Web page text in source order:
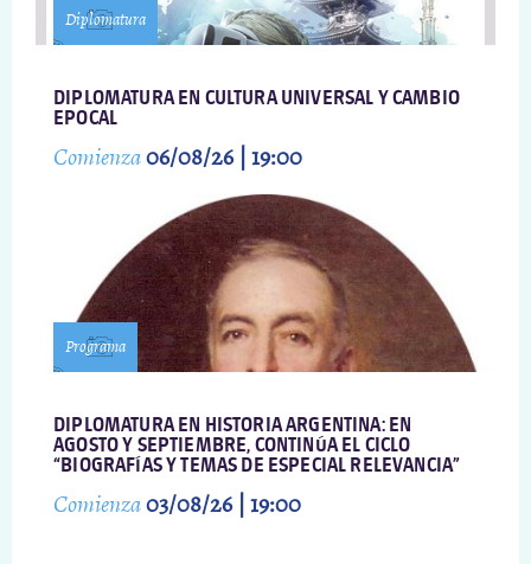
Diplomatura
DIPLOMATURA EN CULTURA UNIVERSAL Y CAMBIO
EPOCAL
Comienza06/08/26 | 19:00
Programa
DIPLOMATURA EN HISTORIA ARGENTINA: EN
AGOSTO Y SEPTIEMBRE, CONTINÚA EL CICLO
“BIOGRAFÍAS Y TEMAS DE ESPECIAL RELEVANCIA”
Comienza03/08/26 | 19:00